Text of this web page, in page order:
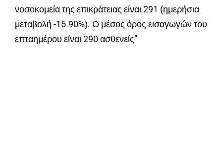
νοσοκομεία της επικράτειας είναι 291 (ημερήσια
μεταβολή -15.90%). Ο μέσος όρος εισαγωγών του
επταημέρου είναι 290 ασθενείς”